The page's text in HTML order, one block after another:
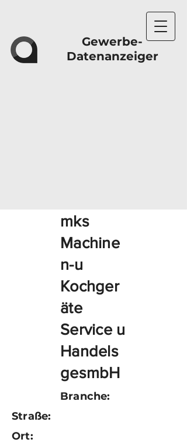
Gewerbe-
Datenanzeiger
mks
Machine
n-u
Kochger
äte
Service u
Handels
gesmbH
Branche:
Straße:
Ort: